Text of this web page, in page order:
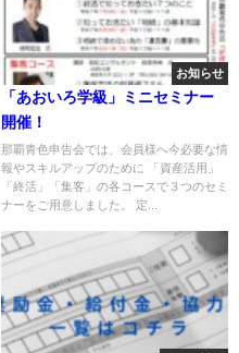
お知らせ
「あおいろ学級」ミニセミナー
開催！
那覇青色申告会では、会員様へ今必要な情
報やスキルアップのために 「資産活用」
「終活」「集客」の各コースで３つのセミ
ナーをご用意しました。 定...